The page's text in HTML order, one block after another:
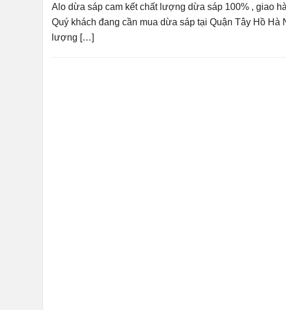
Alo dừa sáp cam kết chất lượng dừa sáp 100% , giao
Quý khách đang cần mua dừa sáp tại Quận Tây Hồ
lượng […]